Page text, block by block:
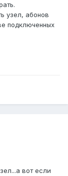
узел, абонов
подключенных
вот если